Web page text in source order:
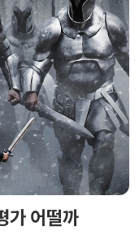
가 어떨까